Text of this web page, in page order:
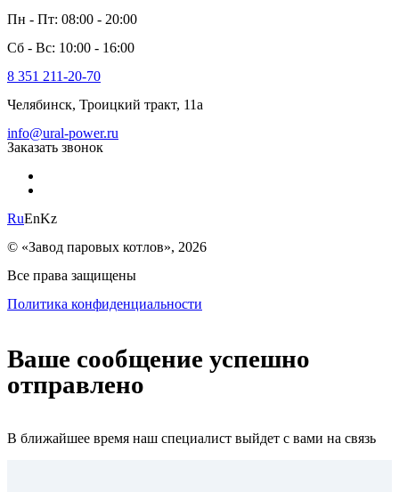
Пн - Пт: 08:00 - 20:00
Сб - Вс: 10:00 - 16:00
8 351 211-20-70
Челябинск, Троицкий тракт, 11а
info@ural-power.ru
Заказать звонок
RuEnKz
© «Завод паровых котлов», 2026
Все права защищены
Политика конфиденциальности
Ваше сообщение успешно
отправлено
В ближайшее время наш специалист выйдет с вами на связь